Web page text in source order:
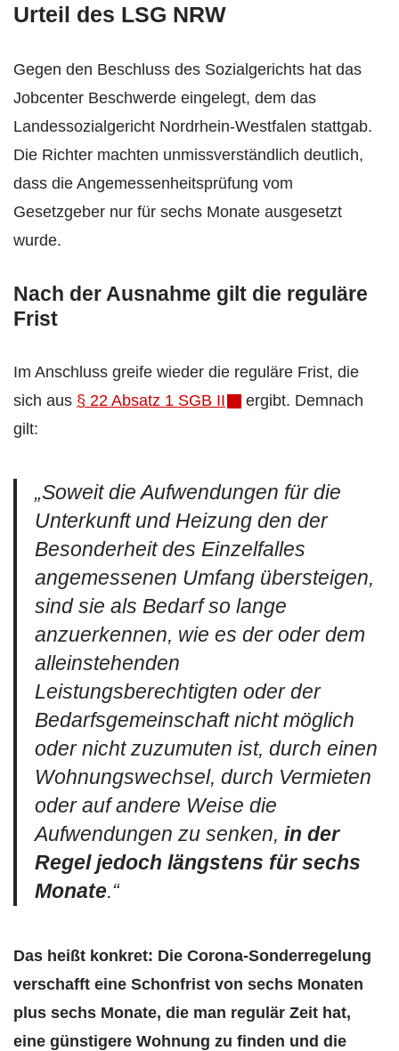
Urteil des LSG NRW
Gegen den Beschluss des Sozialgerichts hat das
Jobcenter Beschwerde eingelegt, dem das
Landessozialgericht Nordrhein-Westfalen stattgab.
Die Richter machten unmissverständlich deutlich,
dass die Angemessenheitsprüfung vom
Gesetzgeber nur für sechs Monate ausgesetzt
wurde.
Nach der Ausnahme gilt die reguläre
Frist
Im Anschluss greife wieder die reguläre Frist, die
sich aus § 22 Absatz 1 SGB II
ergibt. Demnach
gilt:
„Soweit die Aufwendungen für die
Unterkunft und Heizung den der
Besonderheit des Einzelfalles
angemessenen Umfang übersteigen,
sind sie als Bedarf so lange
anzuerkennen, wie es der oder dem
alleinstehenden
Leistungsberechtigten oder der
Bedarfsgemeinschaft nicht möglich
oder nicht zuzumuten ist, durch einen
Wohnungswechsel, durch Vermieten
oder auf andere Weise die
Aufwendungen zu senken, in der
Regel jedoch längstens für sechs
Monate.“
Das heißt konkret: Die Corona-Sonderregelung
verschafft eine Schonfrist von sechs Monaten
plus sechs Monate, die man regulär Zeit hat,
eine günstigere Wohnung zu finden und die